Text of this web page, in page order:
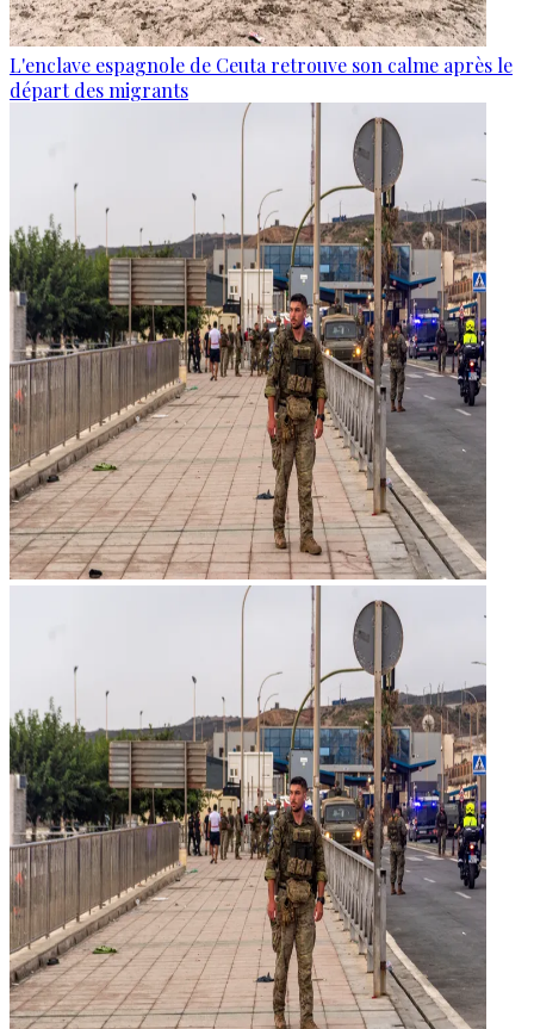
L'enclave espagnole de Ceuta retrouve son calme après le
départ des migrants